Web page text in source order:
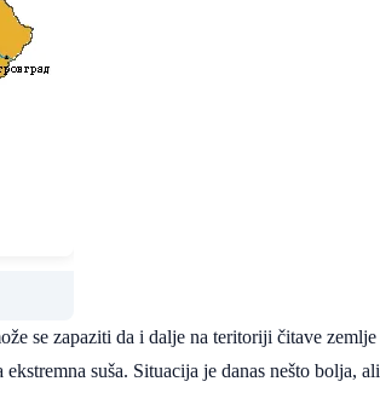
se zapaziti da i dalje na teritoriji čitave zemlje
suša. Situacija je danas nešto bolja, ali